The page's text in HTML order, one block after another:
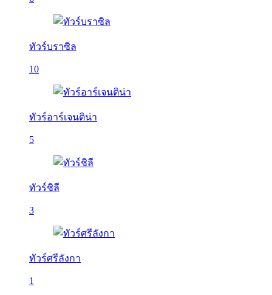
ทัวร์บราซิล
10
ทัวร์อาร์เจนติน่า
5
ทัวร์ชิลี
3
ทัวร์ศรีลังกา
1